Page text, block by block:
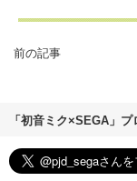
前の記事
「初音ミク×SEGA」